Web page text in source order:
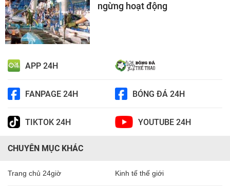
ngừng hoạt động
APP 24H
FANPAGE 24H BÓNG ĐÁ 24H
TIKTOK 24H YOUTUBE 24H
CHUYÊN MỤC KHÁC
Trang chủ 24giờ Kinh tế thế giới